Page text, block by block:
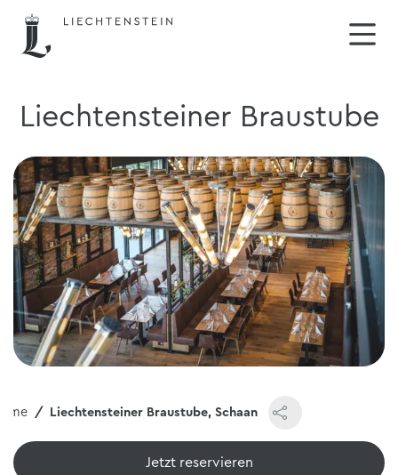
Liechtensteiner Braustube
Liechtensteiner Braustube, Schaan
Jetzt reservieren